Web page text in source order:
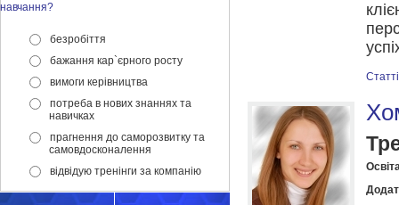
навчання?
безробіття
бажання кар`єрного росту
вимоги керівництва
потреба в нових знаннях та
навичках
прагнення до саморозвитку та
самовдосконалення
відвідую тренінги за компанію
Статті